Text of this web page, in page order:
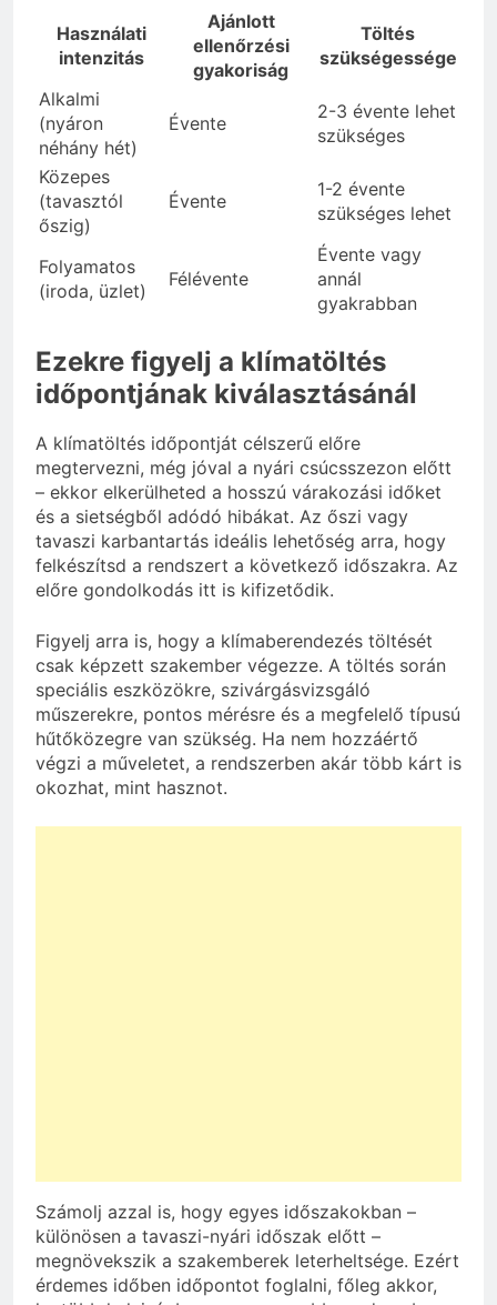
Használati
intenzitás
Ajánlott
ellenőrzési
gyakoriság
Töltés
szükségessége
Alkalmi
(nyáron
néhány hét)
Évente
2-3 évente lehet
szükséges
Közepes
(tavasztól
őszig)
Évente
1-2 évente
szükséges lehet
Folyamatos
(iroda, üzlet)
Félévente
Évente vagy
annál
gyakrabban
Ezekre figyelj a klímatöltés
időpontjának kiválasztásánál
A klímatöltés időpontját célszerű előre
megtervezni, még jóval a nyári csúcsszezon előtt
– ekkor elkerülheted a hosszú várakozási időket
és a sietségből adódó hibákat. Az őszi vagy
tavaszi karbantartás ideális lehetőség arra, hogy
felkészítsd a rendszert a következő időszakra. Az
előre gondolkodás itt is kifizetődik.
Figyelj arra is, hogy a klímaberendezés töltését
csak képzett szakember végezze. A töltés során
speciális eszközökre, szivárgásvizsgáló
műszerekre, pontos mérésre és a megfelelő típusú
hűtőközegre van szükség. Ha nem hozzáértő
végzi a műveletet, a rendszerben akár több kárt is
okozhat, mint hasznot.
Számolj azzal is, hogy egyes időszakokban –
különösen a tavaszi-nyári időszak előtt –
megnövekszik a szakemberek leterheltsége. Ezért
érdemes időben időpontot foglalni, főleg akkor,